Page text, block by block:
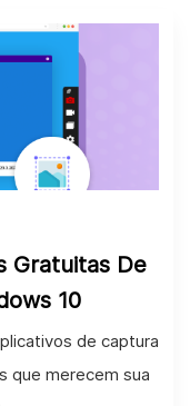
Gratuitas De
10
de captura
que merecem sua